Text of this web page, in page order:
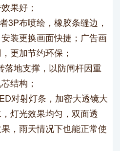
果好；
3P布喷绘，橡胶条缝边，
装更换画面快捷；广告画
更加节约环保；
落地支撑，以防闸杆因重
结构；
对射灯条，加密大透镜大
灯光效果均匀，双面透
，雨天情况下也能正常使